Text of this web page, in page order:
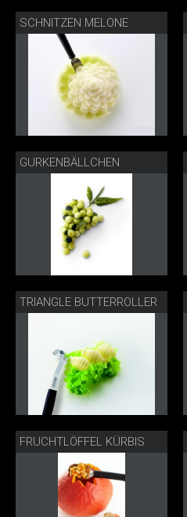
SCHNITZEN MELONE
GURKENBÄLLCHEN
TRIANGLE BUTTERROLLER
FRUCHTLÖFFEL KÜRBIS